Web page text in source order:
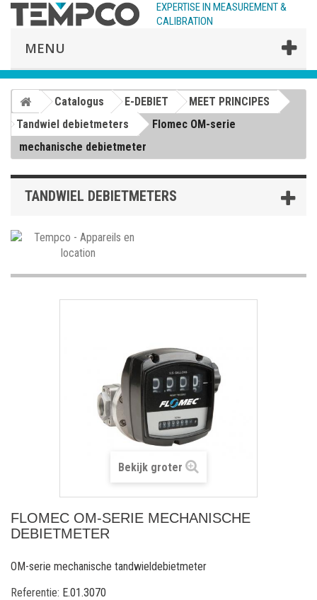
EXPERTISE IN MEASUREMENT &
CALIBRATION
MENU
Catalogus E-DEBIET
MEET PRINCIPES
Tandwiel debietmeters
Flomec OM-serie
mechanische debietmeter
TANDWIEL DEBIETMETERS
Bekijk groter
FLOMEC OM-SERIE MECHANISCHE
DEBIETMETER
OM-serie mechanische tandwieldebietmeter
Referentie: E.01.3070